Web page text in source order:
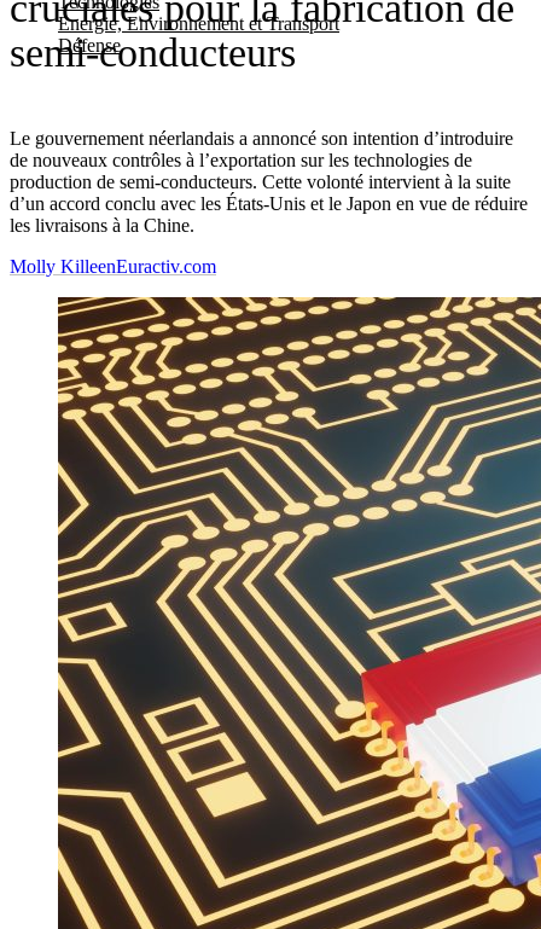
Energie, Environnement et Transport
Défense
semi-conducteurs
Le gouvernement néerlandais a annoncé son intention d’introduire
de nouveaux contrôles à l’exportation sur les technologies de
production de semi-conducteurs. Cette volonté intervient à la suite
d’un accord conclu avec les États-Unis et le Japon en vue de réduire
les livraisons à la Chine.
Molly KilleenEuractiv.com